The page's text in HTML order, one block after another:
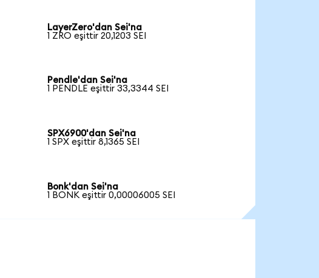
LayerZero'dan Sei'na
1 ZRO eşittir 20,1203 SEI
Pendle'dan Sei'na
1 PENDLE eşittir 33,3344 SEI
SPX6900'dan Sei'na
1 SPX eşittir 8,1365 SEI
Bonk'dan Sei'na
1 BONK eşittir 0,00006005 SEI